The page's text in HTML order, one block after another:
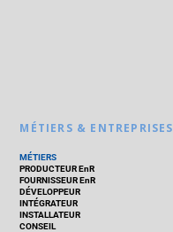
MÉTIERS & ENTREPRISES
MÉTIERS
PRODUCTEUR EnR
FOURNISSEUR EnR
DÉVELOPPEUR
INTÉGRATEUR
INSTALLATEUR
CONSEIL